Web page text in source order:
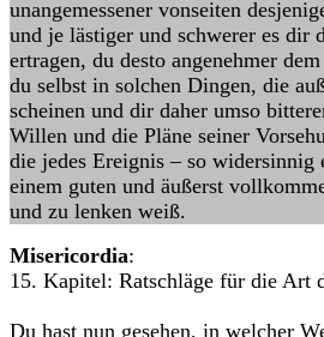
unangemessener vonseiten
und je lästiger und schwerer es dir
ertragen, du desto angenehmer
du selbst in solchen Dingen, die
scheinen und dir daher umso
Willen und die Pläne seiner
die jedes Ereignis – so widersinnig
einem guten und äußerst
und zu lenken weiß.
Misericordia:
15. Kapitel: Ratschläge für die Art
Du hast nun gesehen, in welcher